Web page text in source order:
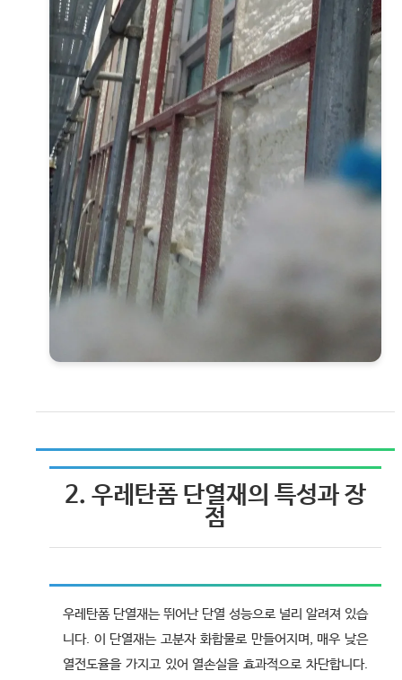
2. 우레탄폼 단열재의 특성과 장
점
우레탄폼 단열재는 뛰어난 단열 성능으로 널리 알려져 있습
니다. 이 단열재는 고분자 화합물로 만들어지며, 매우 낮은
열전도율을 가지고 있어 열손실을 효과적으로 차단합니다.